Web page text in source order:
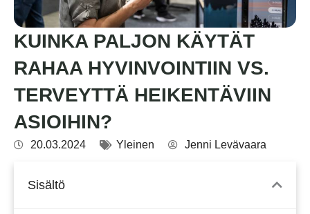
KUINKA PALJON KÄYTÄT
RAHAA HYVINVOINTIIN VS.
TERVEYTTÄ HEIKENTÄVIIN
ASIOIHIN?
20.03.2024 Yleinen Jenni Levävaara
Sisältö